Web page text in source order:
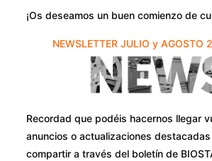
¡Os deseamos un buen comienzo de
NEWSLETTER JULIO y AGOSTO
Recordad que podéis hacernos llegar
anuncios o actualizaciones
compartir a través del boletín de